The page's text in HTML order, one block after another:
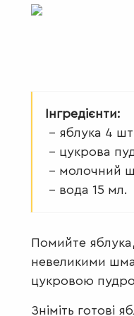
Інгредієнти:
– яблука 4
– цукрова
– молочний
– вода 15 мл.
Помийте
невеликими
цукровою
Зніміть готові